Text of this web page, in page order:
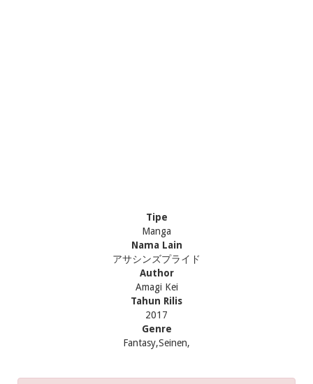
Tipe
Manga
Nama Lain
アサシンズプライド
Author
Amagi Kei
Tahun Rilis
2017
Genre
Fantasy,Seinen,